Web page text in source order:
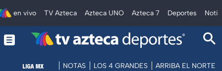
en vivo TV Azteca Azteca UNO Azteca 7 Deportes
NOTAS LOS 4 GRANDES ARRIBA EL NORTE